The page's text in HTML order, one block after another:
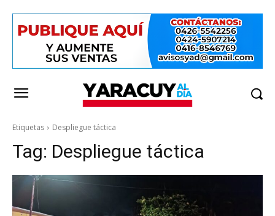
Etiquetas Despliegue táctica
Tag: Despliegue táctica